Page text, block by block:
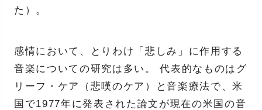
た）。
感情において、とりわけ「悲しみ」に作用する
音楽についての研究は多い。 代表的なものはグ
リーフ・ケア（悲嘆のケア）と音楽療法で、米
国で1977年に発表された論文が現在の米国の音